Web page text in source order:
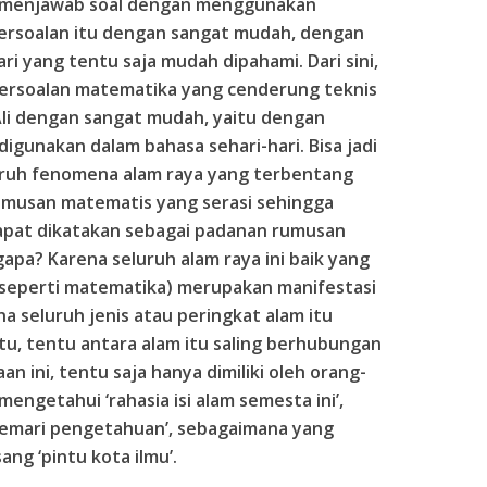
itu dengan sangat mudah, dengan
yang tentu saja mudah dipahami. Dari sini,
matematika yang cenderung teknis
dengan sangat mudah, yaitu dengan
dalam bahasa sehari-hari. Bisa jadi
fenomena alam raya yang terbentang
matematis yang serasi sehingga
dikatakan sebagai padanan rumusan
Karena seluruh alam raya ini baik yang
matematika) merupakan manifestasi
seluruh jenis atau peringkat alam itu
tentu antara alam itu saling berhubungan
ini, tentu saja hanya dimiliki oleh orang-
‘rahasia isi alam semesta ini’,
pengetahuan’, sebagaimana yang
‘pintu kota ilmu’.